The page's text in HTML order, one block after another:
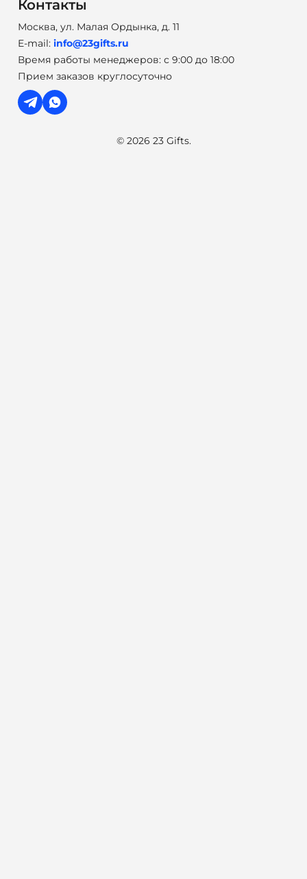
Контакты
Москва, ул. Малая Ордынка, д. 11
E-mail: info@23gifts.ru
Время работы менеджеров: с 9:00 до 18:00
Прием заказов круглосуточно
© 2026 23 Gifts.